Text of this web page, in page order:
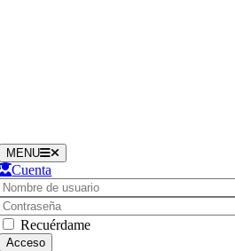
MENU
Cuenta
Recuérdame